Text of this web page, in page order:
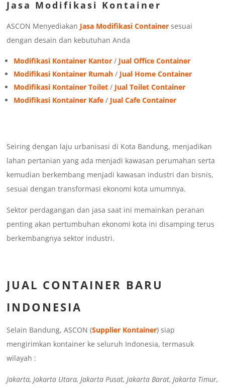
Jasa Modifikasi Kontainer
ASCON Menyediakan Jasa Modifikasi Container sesuai
dengan desain dan kebutuhan Anda
Modifikasi Kontainer Kantor / Jual Office Container
Modifikasi Kontainer Rumah / Jual Home Container
Modifikasi Kontainer Toilet / Jual Toilet Container
Modifikasi Kontainer Kafe / Jual Cafe Container
Seiring dengan laju urbanisasi di Kota Bandung, menjadikan
lahan pertanian yang ada menjadi kawasan perumahan serta
kemudian berkembang menjadi kawasan industri dan bisnis,
sesuai dengan transformasi ekonomi kota umumnya.
Sektor perdagangan dan jasa saat ini memainkan peranan
penting akan pertumbuhan ekonomi kota ini disamping terus
berkembangnya sektor industri.
JUAL CONTAINER BARU
INDONESIA
Selain Bandung, ASCON (Supplier Kontainer) siap
mengirimkan kontainer ke seluruh Indonesia, termasuk
wilayah :
Jakarta, Jakarta Utara, Jakarta Pusat, Jakarta Barat, Jakarta Timur,